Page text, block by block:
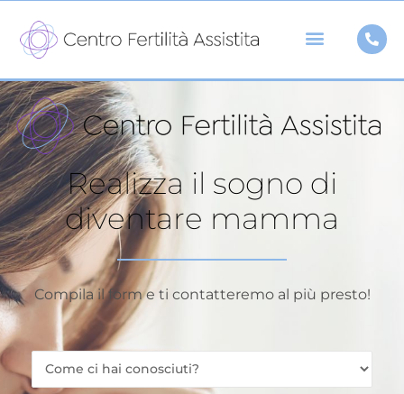
contenuto
Realizza il sogno di
diventare mamma
Compila il form e ti contatteremo al più presto!